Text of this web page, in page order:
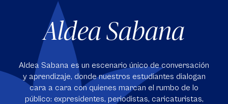
Aldea Sabana
Aldea Sabana es un escenario único de conversación
y aprendizaje, donde nuestros estudiantes dialogan
cara a cara con quienes marcan el rumbo de lo
público: expresidentes, periodistas, caricaturistas,